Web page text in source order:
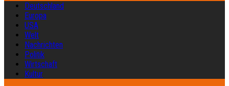
Deutschland
Europa
USA
Welt
Nachrichten
Politik
Wirtschaft
Kultur